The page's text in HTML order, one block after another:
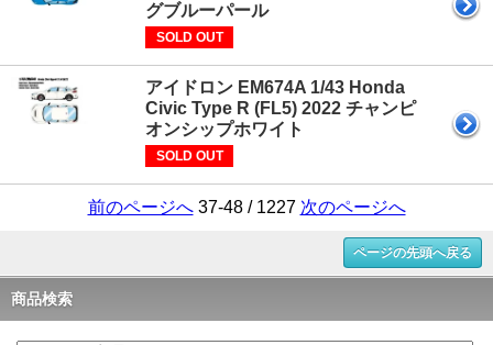
グブルーパール
SOLD OUT
アイドロン EM674A 1/43 Honda
Civic Type R (FL5) 2022 チャンピ
オンシップホワイト
SOLD OUT
前のページへ37-48 / 1227 次のページへ
ページの先頭へ戻る
商品検索